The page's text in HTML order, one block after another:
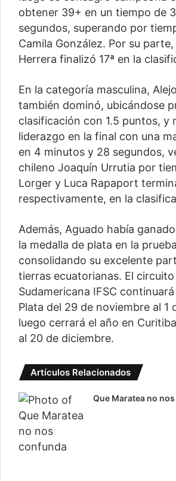
obtener 39+ en un tiempo de
segundos, superando por
Camila González. Por su
Herrera finalizó 17ª en la
En la categoría masculina,
también dominó, ubicándose
clasificación con 1.5 puntos, y
liderazgo en la final con una
en 4 minutos y 28 segundos,
chileno Joaquín Urrutia por
Lorger y Luca Rapaport
respectivamente, en la
Además, Aguado había
la medalla de plata en la
consolidando su excelente
tierras ecuatorianas. El
Sudamericana IFSC
Plata del 29 de noviembre al 1
luego cerrará el año en
al 20 de diciembre.
Artículos Relacionados
Que Maratea no